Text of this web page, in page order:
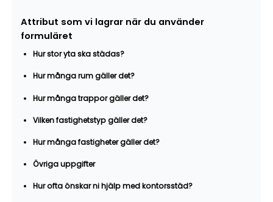
Attribut som vi lagrar när du använder
formuläret
Hur stor yta ska städas?
Hur många rum gäller det?
Hur många trappor gäller det?
Vilken fastighetstyp gäller det?
Hur många fastigheter gäller det?
Övriga uppgifter
Hur ofta önskar ni hjälp med kontorsstäd?